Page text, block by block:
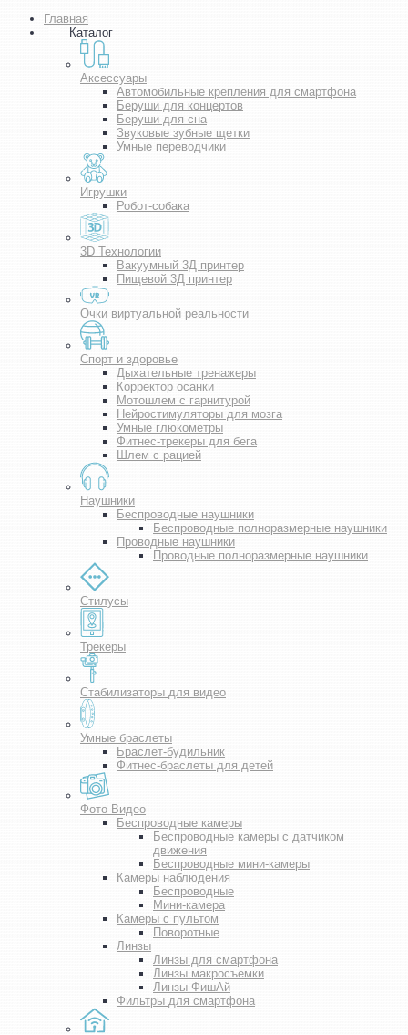
Главная
Каталог
Аксессуары
Автомобильные крепления для смартфона
Беруши для концертов
Беруши для сна
Звуковые зубные щетки
Умные переводчики
Игрушки
Робот-собака
3D Технологии
Вакуумный 3Д принтер
Пищевой 3Д принтер
Очки виртуальной реальности
Спорт и здоровье
Дыхательные тренажеры
Корректор осанки
Мотошлем с гарнитурой
Нейростимуляторы для мозга
Умные глюкометры
Фитнес-трекеры для бега
Шлем с рацией
Наушники
Беспроводные наушники
Беспроводные полноразмерные наушники
Проводные наушники
Проводные полноразмерные наушники
Стилусы
Трекеры
Стабилизаторы для видео
Умные браслеты
Браслет-будильник
Фитнес-браслеты для детей
Фото-Видео
Беспроводные камеры
Беспроводные камеры с датчиком
движения
Беспроводные мини-камеры
Камеры наблюдения
Беспроводные
Мини-камера
Камеры с пультом
Поворотные
Линзы
Линзы для смартфона
Линзы макросъемки
Линзы ФишАй
Фильтры для смартфона